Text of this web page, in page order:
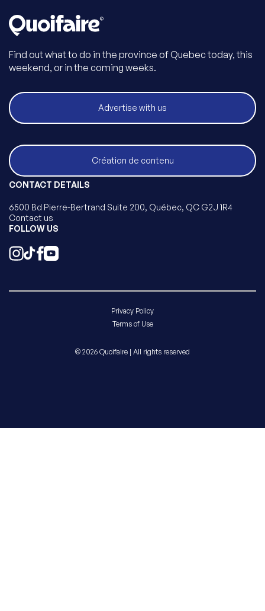
Find out what to do in the province of Quebec today, this
weekend, or in the coming weeks.
Advertise with us
Création de contenu
CONTACT DETAILS
6500 Bd Pierre-Bertrand Suite 200, Québec, QC G2J 1R4
Contact us
FOLLOW US
Privacy Policy
Terms of Use
© 2026 Quoifaire | All rights reserved